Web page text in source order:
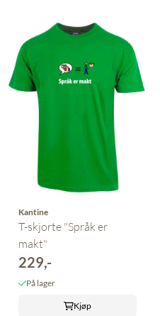
Kantine
T-skjorte "Språk er
makt"
229,-
På lager
Kjøp